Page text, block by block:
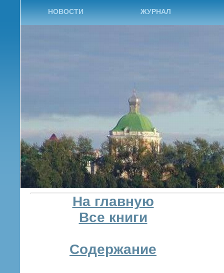
НОВОСТИ ЖУРНАЛ
На главную
Все книги
Содержание